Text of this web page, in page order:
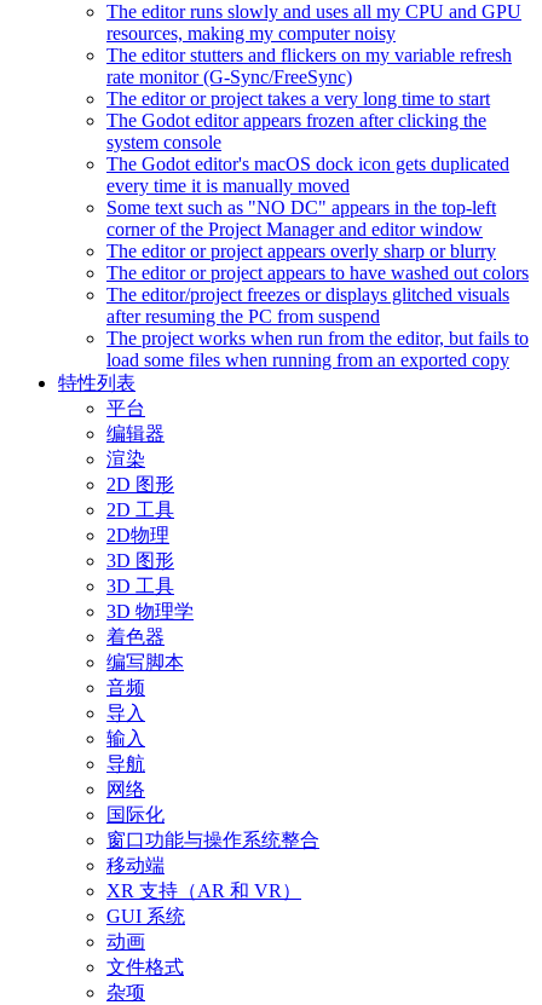
The editor runs slowly and uses all my CPU and GPU
resources, making my computer noisy
The editor stutters and flickers on my variable refresh
rate monitor (G-Sync/FreeSync)
The editor or project takes a very long time to start
The Godot editor appears frozen after clicking the
system console
The Godot editor's macOS dock icon gets duplicated
every time it is manually moved
Some text such as "NO DC" appears in the top-left
corner of the Project Manager and editor window
The editor or project appears overly sharp or blurry
The editor or project appears to have washed out colors
The editor/project freezes or displays glitched visuals
after resuming the PC from suspend
The project works when run from the editor, but fails to
load some files when running from an exported copy
特性列表
平台
编辑器
渲染
2D 图形
2D 工具
2D物理
3D 图形
3D 工具
3D 物理学
着色器
编写脚本
音频
导入
输入
导航
网络
国际化
窗口功能与操作系统整合
移动端
XR 支持（AR 和 VR）
GUI 系统
动画
文件格式
杂项